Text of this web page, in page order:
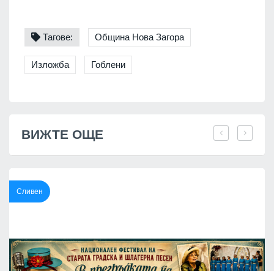
Тагове: Община Нова Загора
Изложба Гоблени
ВИЖТЕ ОЩЕ
Сливен